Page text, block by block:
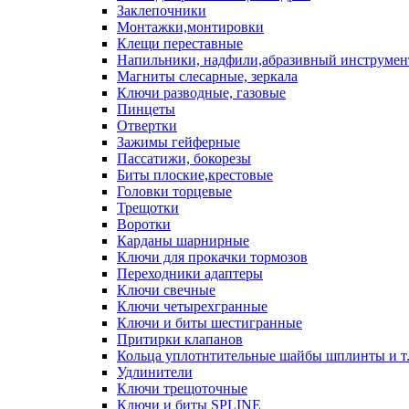
Заклепочники
Монтажки,монтировки
Клещи переставные
Напильники, надфили,абразивный
Магниты слесарные, зеркала
Ключи разводные, газовые
Пинцеты
Отвертки
Зажимы гейферные
Пассатижи, бокорезы
Биты плоские,крестовые
Головки торцевые
Трещотки
Воротки
Карданы шарнирные
Ключи для прокачки тормозов
Переходники адаптеры
Ключи свечные
Ключи четырехгранные
Ключи и биты шестигранные
Притирки клапанов
Кольца уплотнтительные шайбы шплинты и
Удлинители
Ключи трещоточные
Ключи и биты SPLINE